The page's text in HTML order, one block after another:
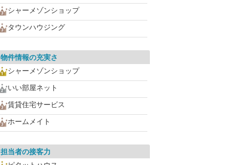
シャーメゾンショップ
タウンハウジング
物件情報の充実さ
シャーメゾンショップ
いい部屋ネット
賃貸住宅サービス
ホームメイト
担当者の接客力